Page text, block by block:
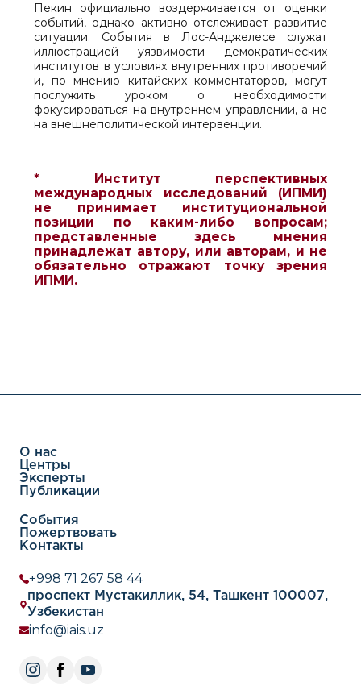
Пекин официально воздерживается от оценки
событий, однако активно отслеживает развитие
ситуации. События в Лос-Анджелесе служат
иллюстрацией уязвимости демократических
институтов в условиях внутренних противоречий
и, по мнению китайских комментаторов, могут
послужить уроком о необходимости
фокусироваться на внутреннем управлении, а не
на внешнеполитической интервенции.
* Институт перспективных
международных исследований (ИПМИ)
не принимает институциональной
позиции по каким-либо вопросам;
представленные здесь мнения
принадлежат автору, или авторам, и не
обязательно отражают точку зрения
ИПМИ.
О нас
Центры
Эксперты
Публикации
События
Пожертвовать
Контакты
+998 71 267 58 44
проспект Мустакиллик, 54, Ташкент 100007,
Узбекистан
info@iais.uz